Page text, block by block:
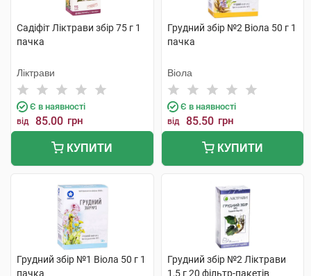
Садіфіт Ліктрави збір 75 г 1
пачка
Ліктрави
Є в наявності
від 85.00 грн
КУПИТИ
Грудний збір №2 Віола 50 г 1
пачка
Віола
Є в наявності
від 85.50 грн
КУПИТИ
Грудний збір №1 Віола 50 г 1
пачка
Грудний збір №2 Ліктрави
1,5 г 20 фільтр-пакетів